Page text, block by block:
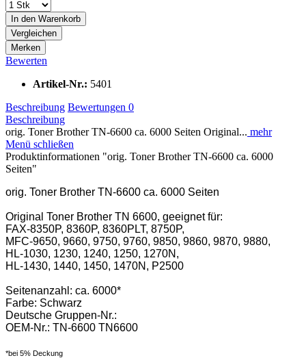
In den Warenkorb
Vergleichen
Merken
Bewerten
Artikel-Nr.: 5401
Beschreibung Bewertungen 0
Beschreibung
orig. Toner Brother TN-6600 ca. 6000 Seiten Original... mehr
Menü schließen
Produktinformationen "orig. Toner Brother TN-6600 ca. 6000
Seiten"
orig. Toner Brother TN-6600 ca. 6000 Seiten
Original Toner Brother TN 6600, geeignet für:
FAX-8350P, 8360P, 8360PLT, 8750P,
MFC-9650, 9660, 9750, 9760, 9850, 9860, 9870, 9880,
HL-1030, 1230, 1240, 1250, 1270N,
HL-1430, 1440, 1450, 1470N, P2500
Seitenanzahl: ca. 6000*
Farbe: Schwarz
Deutsche Gruppen-Nr.:
OEM-Nr.: TN-6600 TN6600
*bei 5% Deckung